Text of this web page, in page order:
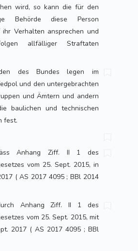
wird, so kann die für den
Behörde diese Person
Verhalten ansprechen und
allfälliger Straftaten
des Bundes legen im
und den unter­gebrachten
und Ämtern und andern
baulichen und technischen
fest.
Anhang Ziff. II 1 des
vom 25. Sept. 2015, in
( AS 2017 4095 ; BBl 2014
Anhang Ziff. II 1 des
vom 25. Sept. 2015, mit
2017 ( AS 2017 4095 ; BBl